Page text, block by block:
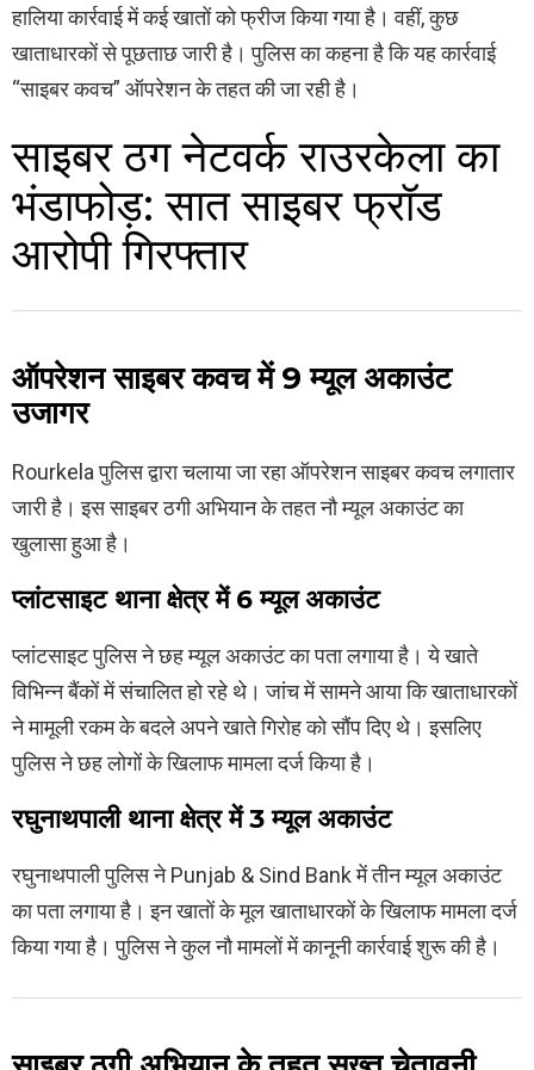
हालिया कार्रवाई में कई खातों को फ्रीज किया गया है। वहीं, कुछ
खाताधारकों से पूछताछ जारी है। पुलिस का कहना है कि यह कार्रवाई
“साइबर कवच” ऑपरेशन के तहत की जा रही है।
साइबर ठग नेटवर्क राउरकेला का
भंडाफोड़: सात साइबर फ्रॉड
आरोपी गिरफ्तार
ऑपरेशन साइबर कवच में 9 म्यूल अकाउंट
उजागर
Rourkelaपुलिस द्वारा चलाया जा रहा ऑपरेशन साइबर कवच लगातार
जारी है। इस साइबर ठगी अभियान के तहत नौ म्यूल अकाउंट का
खुलासा हुआ है।
प्लांटसाइट थाना क्षेत्र में 6 म्यूल अकाउंट
प्लांटसाइट पुलिस ने छह म्यूल अकाउंट का पता लगाया है। ये खाते
विभिन्न बैंकों में संचालित हो रहे थे। जांच में सामने आया कि खाताधारकों
ने मामूली रकम के बदले अपने खाते गिरोह को सौंप दिए थे। इसलिए
पुलिस ने छह लोगों के खिलाफ मामला दर्ज किया है।
रघुनाथपाली थाना क्षेत्र में 3 म्यूल अकाउंट
रघुनाथपाली पुलिस नेPunjab & Sind Bankमें तीन म्यूल अकाउंट
का पता लगाया है। इन खातों के मूल खाताधारकों के खिलाफ मामला दर्ज
किया गया है। पुलिस ने कुल नौ मामलों में कानूनी कार्रवाई शुरू की है।